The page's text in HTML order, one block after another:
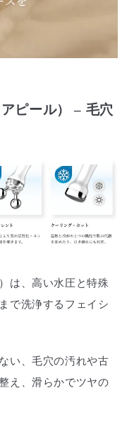
ピール） – 毛穴
は、高い水圧と特殊
で洗浄するフェイシ
い、毛穴の汚れや古
え、滑らかでツヤの